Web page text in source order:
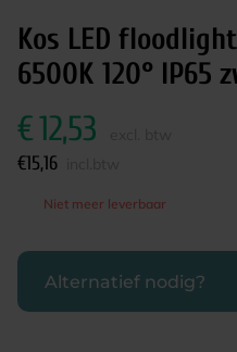
Kos LED
6500K 120° IP65
€12,53
€15,16
Niet meer leverbaar
Alternatief nodig?